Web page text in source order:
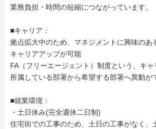
業務負担・時間の短縮につながっています。
■キャリア：
拠点拡大中のため、マネジメントに興味のあ
キャリアアップが可能
FA（フリーエージェント）制度という、キ
所属している部署から希望する部署へ異動が
■就業環境：
・土日休み(完全週休二日制)
住宅街での工事のため、土日の工事がなく、